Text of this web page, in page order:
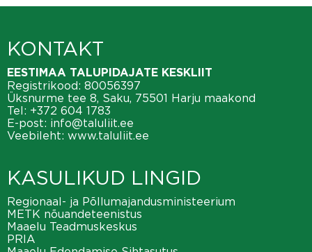
KONTAKT
EESTIMAA TALUPIDAJATE KESKLIIT
Registrikood: 80056397
Üksnurme tee 8, Saku, 75501 Harju maakond
Tel: +372 604 1783
E-post: info@taluliit.ee
Veebileht: www.taluliit.ee
KASULIKUD LINGID
Regionaal- ja Põllumajandusministeerium
METK nõuandeteenistus
Maaelu Teadmuskeskus
PRIA